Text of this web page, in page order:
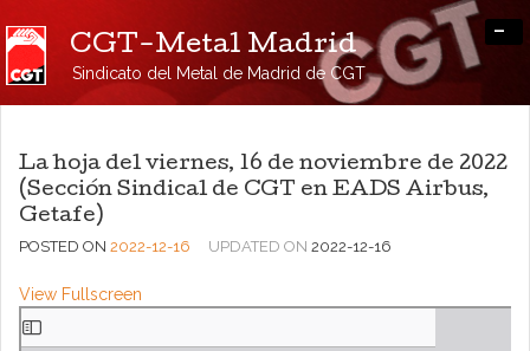
CGT-Metal Madrid
Sindicato del Metal de Madrid de CGT
-
La hoja del viernes, 16 de noviembre de 2022
(Sección Sindical de CGT en EADS Airbus,
Getafe)
POSTED ON 2022-12-16 UPDATED ON 2022-12-16
View Fullscreen
Saltar
al